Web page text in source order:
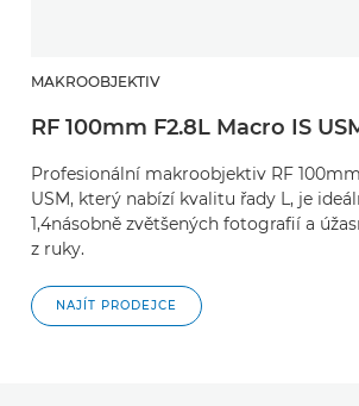
MAKROOBJEKTIV
RF 100mm F2.8L Macro IS
Profesionální makroobjektiv RF 100mm
USM, který nabízí kvalitu řady L, je
1,4násobně zvětšených fotografií a
z ruky.
NAJÍT PRODEJCE